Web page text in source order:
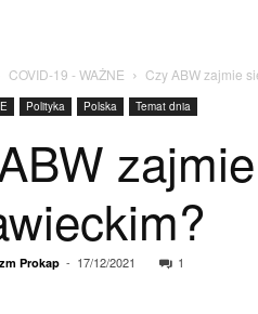
COVID-19 - WAŻNE Czy ABW zajmie
Polityka Polska Temat dnia
Prokap - 17/12/2021 1